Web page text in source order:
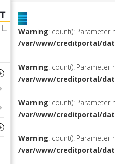
Open submenu ( Кредиты)
Open submenu ( Вклады)
Warning: count():
/var/www/creditportal/
Warning: count():
/var/www/creditportal/
Warning: count():
/var/www/creditportal/
Warning: count():
/var/www/creditportal/